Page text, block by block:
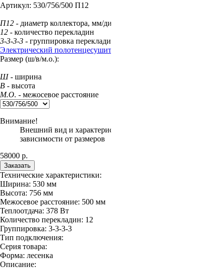
Артикул: 530/756/500 П12
П12 - диаметр коллектора, мм/диаметр перекладины, мм
12 - количество перекладин
3-3-3-3 - группировка перекладин
Электрический полотенцесушитель "Соренто"
Размер (ш/в/м.о.):
Ш- ширина
В - высота
М.О. - межосевое расстояние
Внимание!
Внешний вид и характеристики товара могут изменяться в
зависимости от размеров
58000 р.
Заказать
Технические характеристики:
Ширина: 530 мм
Высота: 756 мм
Межосевое расстояние: 500 мм
Теплоотдача: 378 Вт
Количество перекладин: 12
Группировка: 3-3-3-3
Тип подключения:
Серия товара:
Форма: лесенка
Описание: